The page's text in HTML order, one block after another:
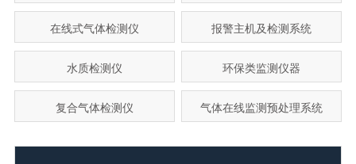
在线式气体检测仪 报警主机及检测系统
水质检测仪 环保类监测仪器
复合气体检测仪 气体在线监测预处理系统